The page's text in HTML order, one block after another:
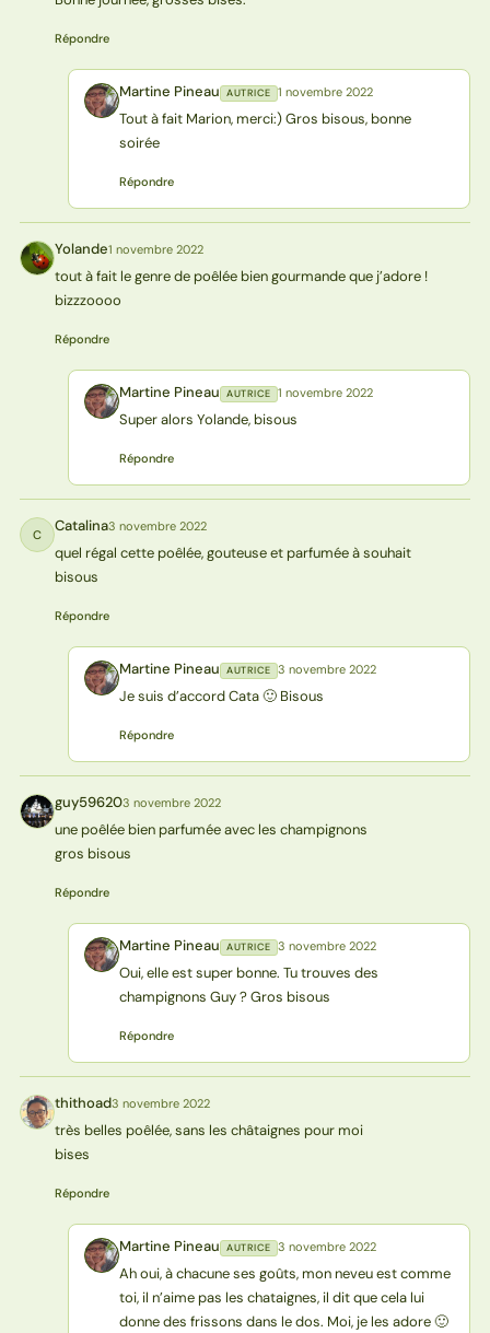
Répondre
MP Martine Pineau AUTRICE 1 novembre 2022
Tout à fait Marion, merci:) Gros bisous, bonne
soirée
Répondre
Y Yolande1 novembre 2022
tout à fait le genre de poêlée bien gourmande que j’adore !
bizzzoooo
Répondre
MP Martine Pineau AUTRICE 1 novembre 2022
Super alors Yolande, bisous
Répondre
C Catalina3 novembre 2022
quel régal cette poêlée, gouteuse et parfumée à souhait
bisous
Répondre
MP Martine Pineau AUTRICE 3 novembre 2022
Je suis d’accord Cata 🙂 Bisous
Répondre
G guy596203 novembre 2022
une poêlée bien parfumée avec les champignons
gros bisous
Répondre
MP Martine Pineau AUTRICE 3 novembre 2022
Oui, elle est super bonne. Tu trouves des
champignons Guy ? Gros bisous
Répondre
T thithoad3 novembre 2022
très belles poêlée, sans les châtaignes pour moi
bises
Répondre
MP Martine Pineau AUTRICE 3 novembre 2022
Ah oui, à chacune ses goûts, mon neveu est comme
toi, il n’aime pas les chataignes, il dit que cela lui
donne des frissons dans le dos. Moi, je les adore 🙂